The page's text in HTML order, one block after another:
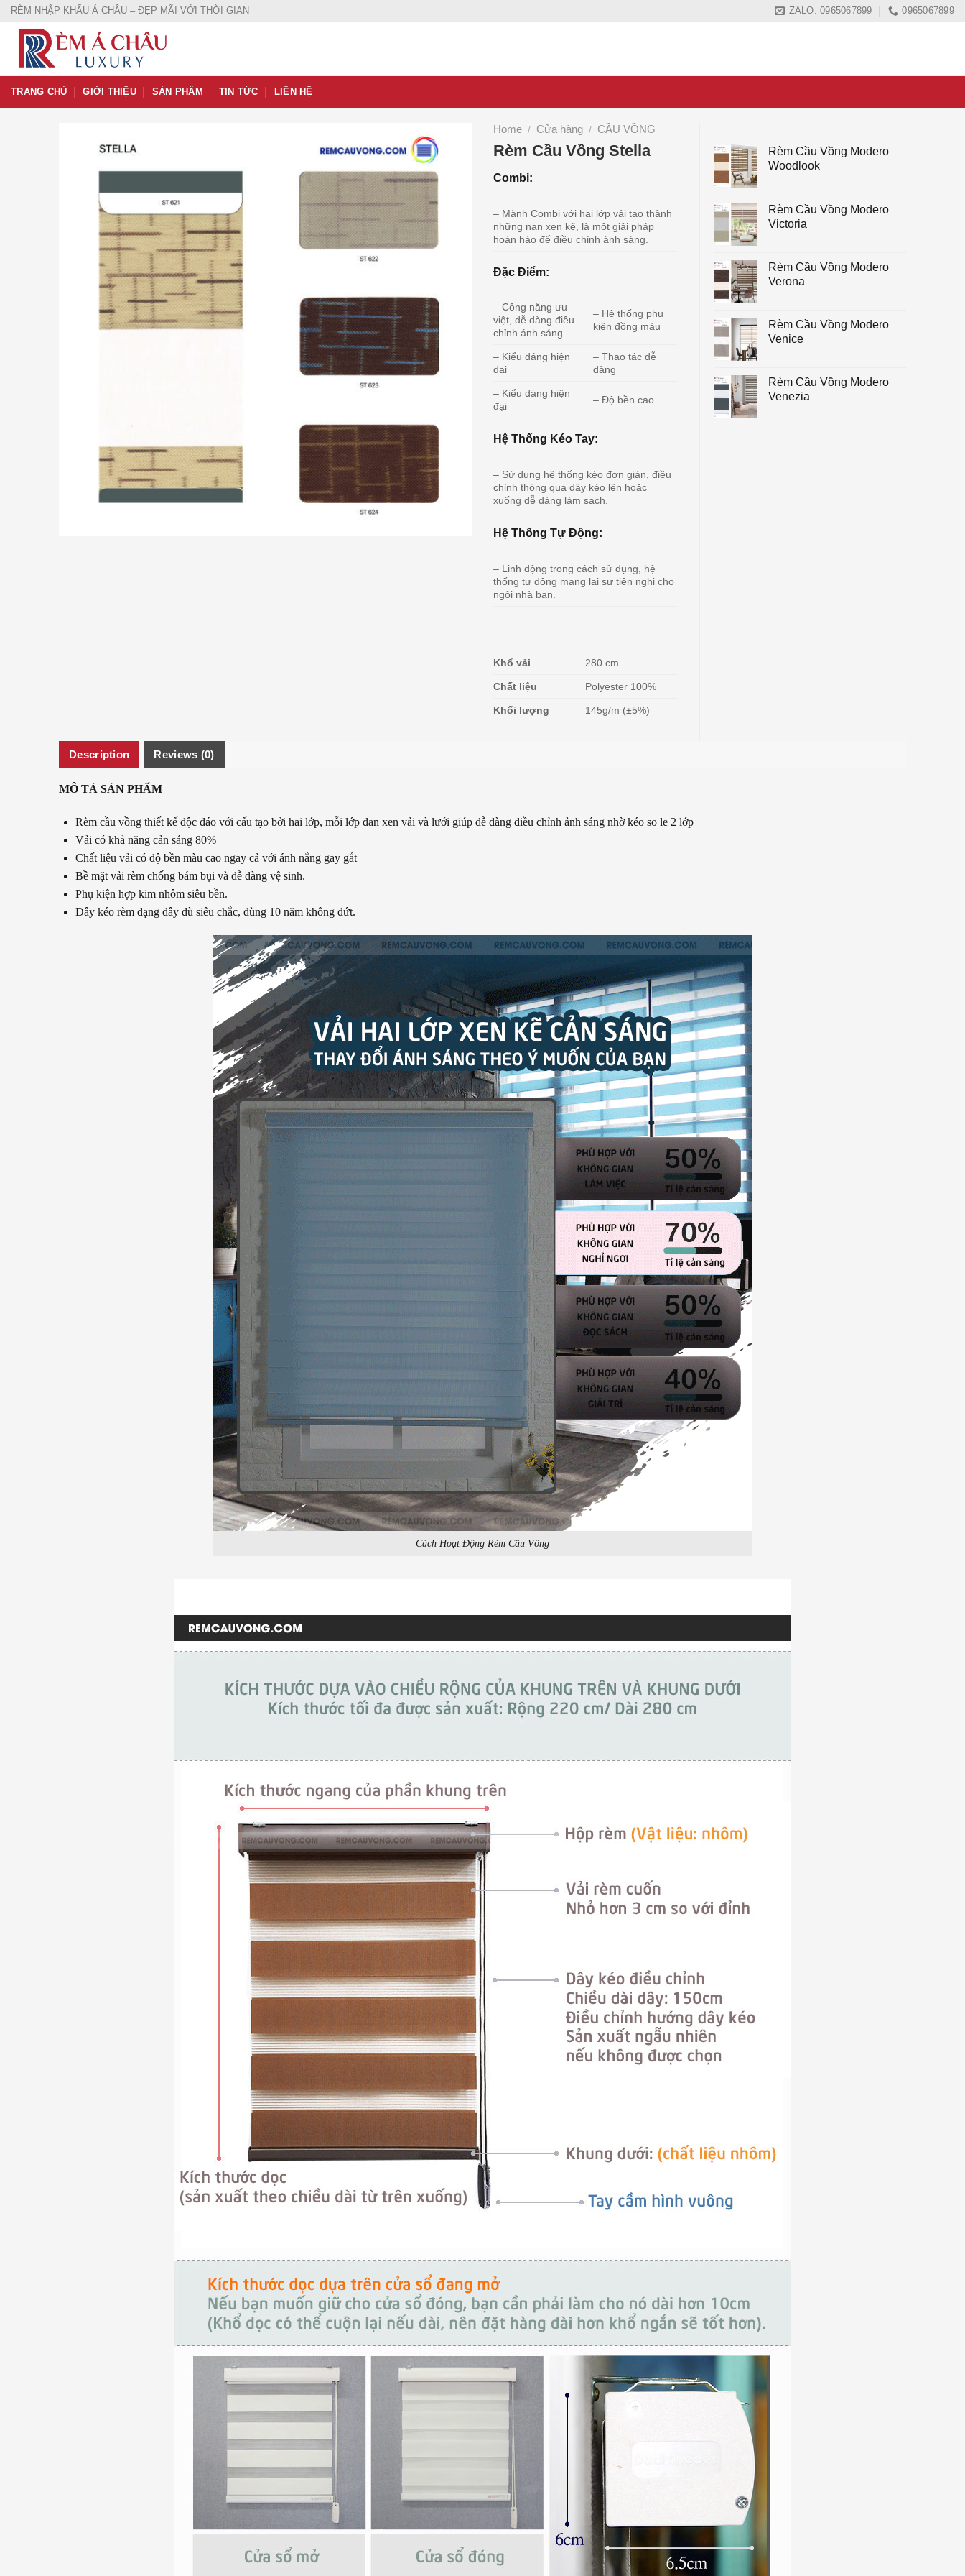
Skip
content
RÈM NHẬP KHẨU Á CHÂU – ĐẸP MÃI VỚI THỜI GIAN ZALO: 0965067899 0965067899
TRANG CHỦ GIỚI THIỆU SẢN PHẨM TIN TỨC LIÊN HỆ
Home / Cửa hàng / CẦU VỒNG
Rèm Cầu Vồng Stella
Combi:
– Mành Combi với hai lớp vải tạo thành
những nan xen kẽ, là một giải pháp
hoàn hảo để điều chỉnh ánh sáng.
Đặc Điểm:
– Công năng ưu
việt, dễ dàng điều
chỉnh ánh sáng
– Hệ thống phụ
kiện đồng màu
– Kiểu dáng hiện
đại
– Thao tác dễ
dàng
– Kiểu dáng hiện
đại
– Độ bền cao
Hệ Thống Kéo Tay:
– Sử dụng hệ thống kéo đơn giản, điều
chỉnh thông qua dây kéo lên hoặc
xuống dễ dàng làm sạch.
Hệ Thống Tự Động:
– Linh động trong cách sử dụng, hệ
thống tự động mang lại sự tiện nghi cho
ngôi nhà bạn.
Khổ vải 280 cm
Chất liệu Polyester 100%
Khối lượng 145g/m (±5%)
Rèm Cầu Vồng Modero
Woodlook
Rèm Cầu Vồng Modero
Victoria
Rèm Cầu Vồng Modero
Verona
Rèm Cầu Vồng Modero
Venice
Rèm Cầu Vồng Modero
Venezia
Description Reviews (0)
MÔ TẢ SẢN PHẨM
Rèm cầu vồng thiết kế độc đáo với cấu tạo bởi hai lớp, mỗi lớp đan xen vải và lưới giúp dễ dàng điều chỉnh ảnh sáng nhờ kéo so le 2 lớp
Vải có khả năng cản sáng 80%
Chất liệu vải có độ bền màu cao ngay cả với ánh nắng gay gắt
Bề mặt vải rèm chống bám bụi và dễ dàng vệ sinh.
Phụ kiện hợp kim nhôm siêu bền.
Dây kéo rèm dạng dây dù siêu chắc, dùng 10 năm không đứt.
Cách Hoạt Động Rèm Cầu Vồng